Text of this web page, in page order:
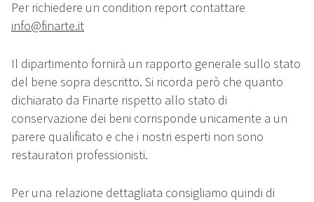
Per richiedere un condition report contattare
info@finarte.it
Il dipartimento fornirà un rapporto generale sullo stato
del bene sopra descritto. Si ricorda però che quanto
dichiarato da Finarte rispetto allo stato di
conservazione dei beni corrisponde unicamente a un
parere qualificato e che i nostri esperti non sono
restauratori professionisti.
Per una relazione dettagliata consigliamo quindi di